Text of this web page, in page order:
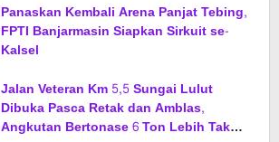
Panaskan Kembali Arena Panjat Tebing,
FPTI Banjarmasin Siapkan Sirkuit se-
Kalsel
Jalan Veteran Km 5,5 Sungai Lulut
Dibuka Pasca Retak dan Amblas,
Angkutan Bertonase 6 Ton Lebih Tak